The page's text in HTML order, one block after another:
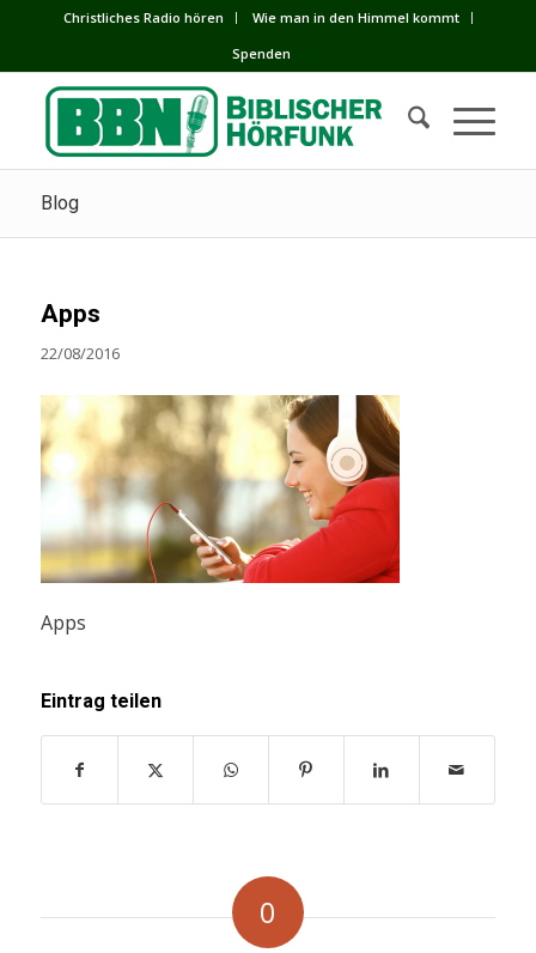
Сhristliches Radio hören
Wie man in den Himmel kommt
Spenden
Blog
Apps
22/08/2016
Apps
Eintrag teilen
0